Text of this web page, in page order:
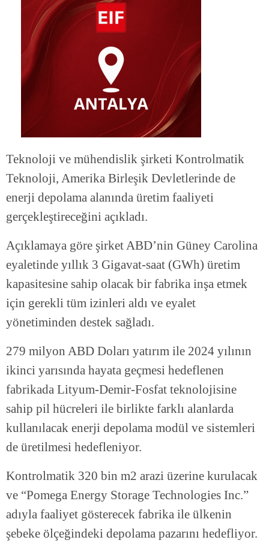
Teknoloji ve mühendislik şirketi Kontrolmatik
Teknoloji, Amerika Birleşik Devletlerinde de
enerji depolama alanında üretim faaliyeti
gerçekleştireceğini açıkladı.
Açıklamaya göre şirket ABD’nin Güney Carolina
eyaletinde yıllık 3 Gigavat-saat (GWh) üretim
kapasitesine sahip olacak bir fabrika inşa etmek
için gerekli tüm izinleri aldı ve eyalet
yönetiminden destek sağladı.
279 milyon ABD Doları yatırım ile 2024 yılının
ikinci yarısında hayata geçmesi hedeflenen
fabrikada Lityum-Demir-Fosfat teknolojisine
sahip pil hücreleri ile birlikte farklı alanlarda
kullanılacak enerji depolama modül ve sistemleri
de üretilmesi hedefleniyor.
Kontrolmatik 320 bin m2 arazi üzerine kurulacak
ve “Pomega Energy Storage Technologies Inc.”
adıyla faaliyet gösterecek fabrika ile ülkenin
şebeke ölçeğindeki depolama pazarını hedefliyor.